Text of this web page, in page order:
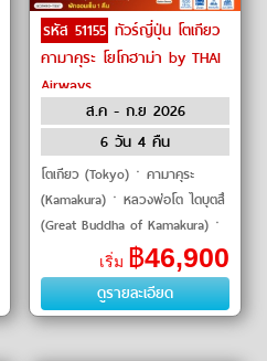
รหัส 51155 ทัวร์ญี่ปุ่น โตเกียว
คามาคุระ โยโกฮาม่า by THAI
Airways
ส.ค - ก.ย 2026
6 วัน 4 คืน
โตเกียว (Tokyo)ㆍคามาคุระ
(Kamakura)ㆍหลวงพ่อโต ไดบุตสึ
(Great Buddha of Kamakura)ㆍ
เกาะเอโนชิมะ (Enoshima Island)
ㆍภูเขาโอมูโระ (Mount Omuro)
ㆍกระเช้าภูเขาโ�
เริ่ม ฿46,900
ดูรายละเอียด